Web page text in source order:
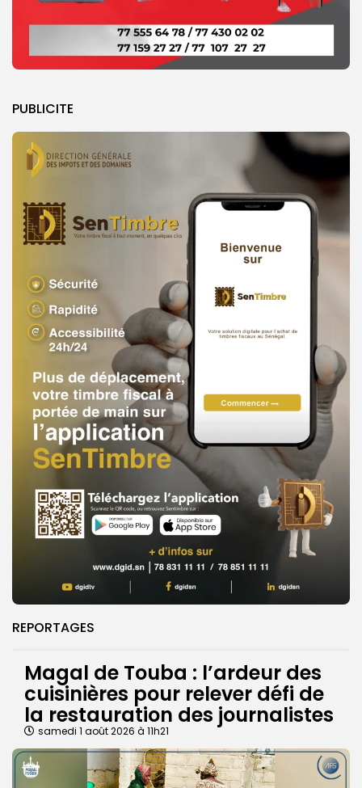
PUBLICITE
REPORTAGES
Magal de Touba : l’ardeur des
cuisinières pour relever défi de
la restauration des journalistes
samedi 1 août 2026 à 11h21